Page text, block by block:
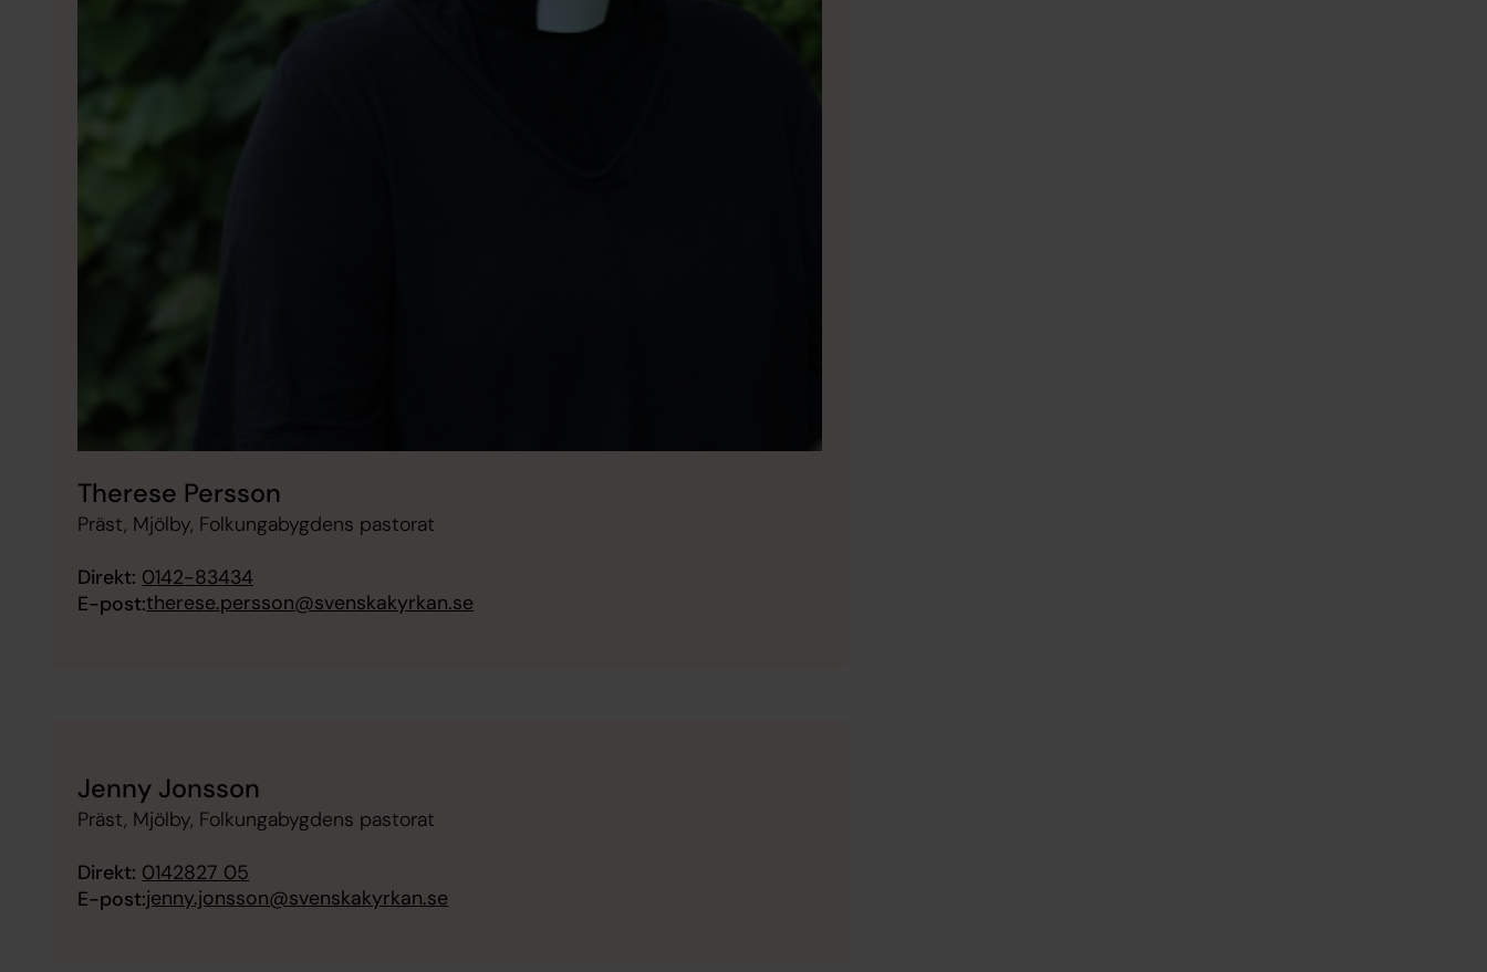
Therese Persson
Präst, Mjölby, Folkungabygdens pastorat
Direkt: 0142-83434
E-post:therese.persson@svenskakyrkan.se
Jenny Jonsson
Präst, Mjölby, Folkungabygdens pastorat
Direkt: 0142827 05
E-post:jenny.jonsson@svenskakyrkan.se